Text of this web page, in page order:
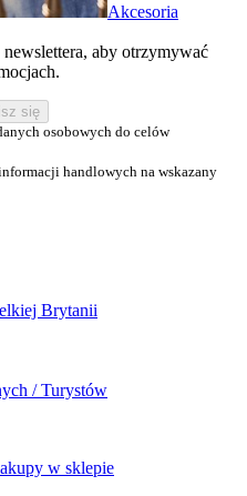
Akcesoria
newslettera, aby otrzymywać
osobowych do celów
handlowych na wskazany
Brytanii
/ Turystów
w sklepie